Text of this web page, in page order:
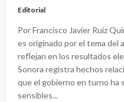
Editorial
Por Francisco Javier Ruiz
es originado por el tema del
reflejan en los resultados
Sonora registra hechos
que el gobierno en turno ha
sensibles...